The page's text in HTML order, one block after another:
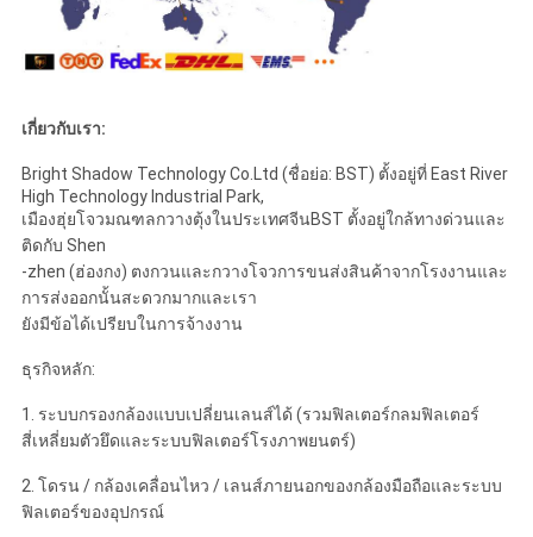
เกี่ยวกับเรา:
Bright Shadow Technology Co.Ltd (ชื่อย่อ: BST) ตั้งอยู่ที่ East River
High Technology Industrial Park,
เมืองฮุ่ยโจวมณฑลกวางตุ้งในประเทศจีนBST ตั้งอยู่ใกล้ทางด่วนและ
ติดกับ Shen
-zhen (ฮ่องกง) ตงกวนและกวางโจวการขนส่งสินค้าจากโรงงานและ
การส่งออกนั้นสะดวกมากและเรา
ยังมีข้อได้เปรียบในการจ้างงาน
ธุรกิจหลัก:
1. ระบบกรองกล้องแบบเปลี่ยนเลนส์ได้ (รวมฟิลเตอร์กลมฟิลเตอร์
สี่เหลี่ยมตัวยึดและระบบฟิลเตอร์โรงภาพยนตร์)
2. โดรน / กล้องเคลื่อนไหว / เลนส์ภายนอกของกล้องมือถือและระบบ
ฟิลเตอร์ของอุปกรณ์